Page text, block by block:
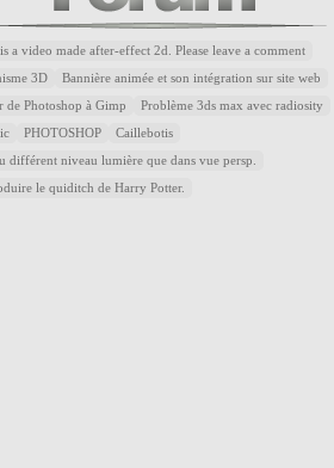
a video made after-effect 2d. Please leave a comment
3D Bannière animée et son intégration sur site web
de Photoshop à Gimp Problème 3ds max avec radiosity
PHOTOSHOP Caillebotis
différent niveau lumière que dans vue persp.
le quiditch de Harry Potter.